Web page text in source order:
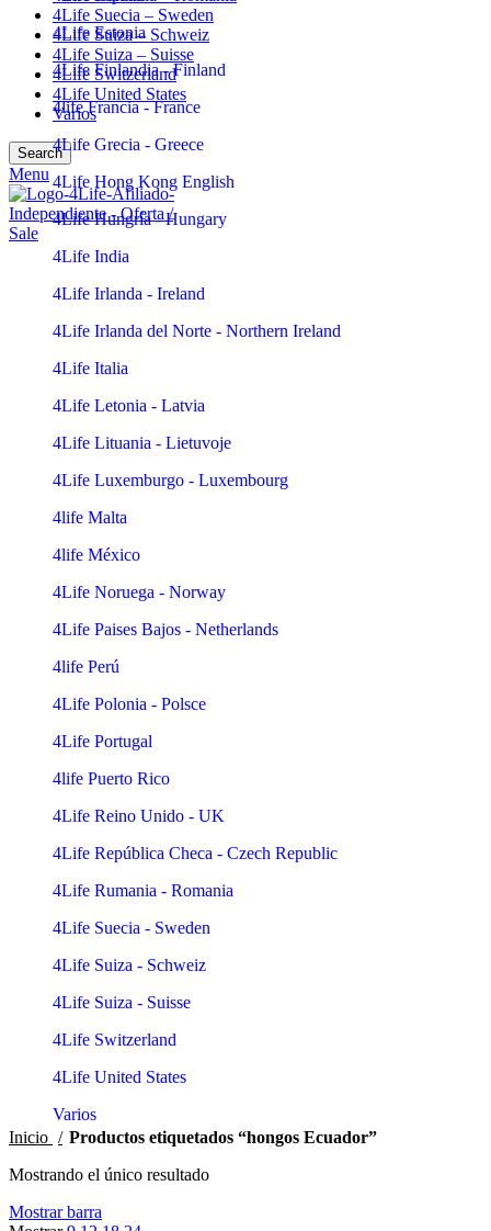
4Life Suecia – Sweden
4Life Suiza – Schweiz
4Life Suiza – Suisse
4Life Switzerland
4Life United States
Varios
Search
Menu
4Life Estonia
4Life Finlandia - Finland
4life Francia - France
4Life Grecia - Greece
4Life Hong Kong English
4Life Hungría - Hungary
4Life India
4Life Irlanda - Ireland
4Life Irlanda del Norte - Northern Ireland
4Life Italia
4Life Letonia - Latvia
4Life Lituania - Lietuvoje
4Life Luxemburgo - Luxembourg
4life Malta
4life México
4Life Noruega - Norway
4Life Paises Bajos - Netherlands
4life Perú
4Life Polonia - Polsce
4Life Portugal
4life Puerto Rico
4Life Reino Unido - UK
4Life República Checa - Czech Republic
4Life Rumania - Romania
4Life Suecia - Sweden
4Life Suiza - Schweiz
4Life Suiza - Suisse
4Life Switzerland
4Life United States
Varios
Inicio
Productos etiquetados “hongos Ecuador”
Mostrando el único resultado
Mostrar barra